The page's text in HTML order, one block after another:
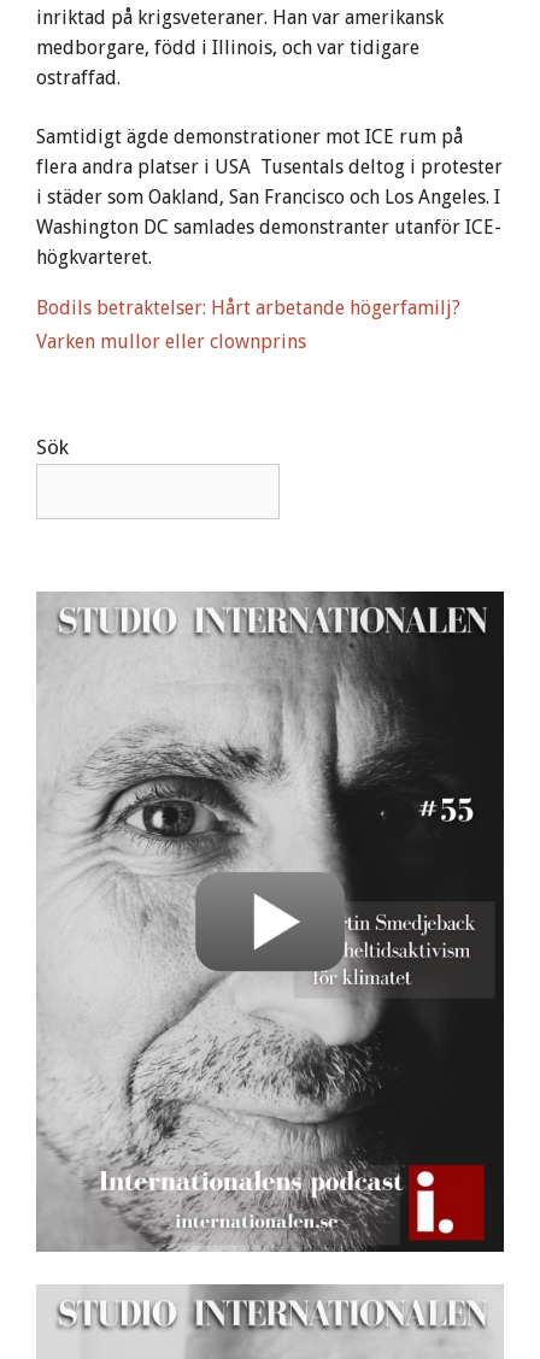
inriktad på krigsveteraner. Han var amerikansk
medborgare, född i Illinois, och var tidigare
ostraffad.
Samtidigt ägde demonstrationer mot ICE rum på
flera andra platser i USA Tusentals deltog i protester
i städer som Oakland, San Francisco och Los Angeles. I
Washington DC samlades demonstranter utanför ICE-
högkvarteret.
Bodils betraktelser: Hårt arbetande högerfamilj?
Varken mullor eller clownprins
Sök